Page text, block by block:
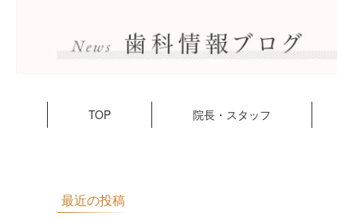
TOP 院長・スタッフ
最近の投稿